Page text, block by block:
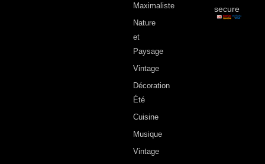
Maximaliste
Nature
et
Paysage
Vintage
Décoration
Été
Cuisine
Musique
Vintage
secure